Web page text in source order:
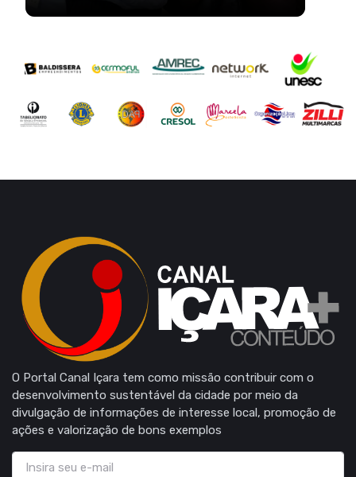
O Portal Canal Içara tem como missão contribuir com o
desenvolvimento sustentável da cidade por meio da
divulgação de informações de interesse local, promoção de
ações e valorização de bons exemplos